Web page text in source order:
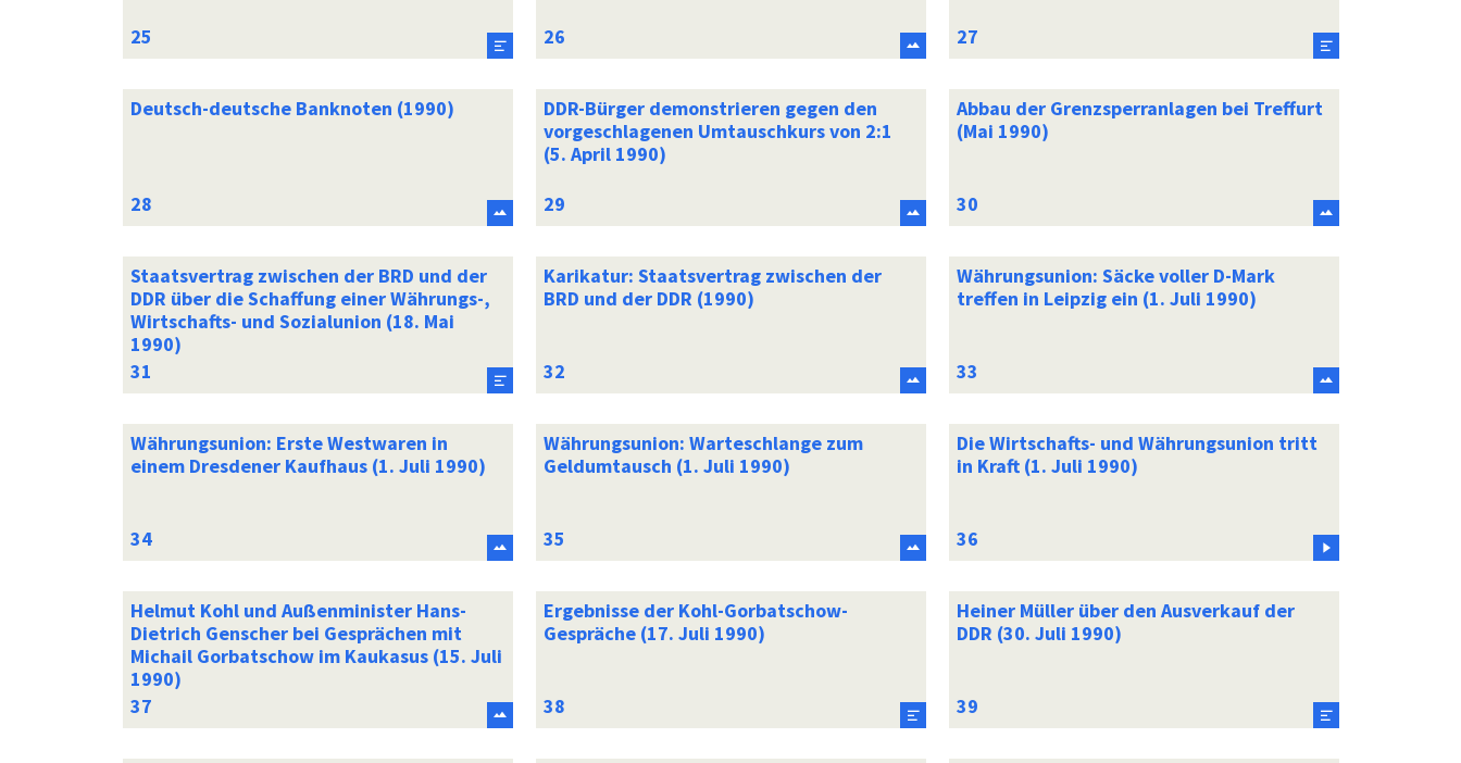
Deutsch-deutsche Banknoten (1990)
DDR-Bürger demonstrieren gegen den
vorgeschlagenen Umtauschkurs von 2:1
(5. April 1990)
Abbau der Grenzsperranlagen bei Treffurt
(Mai 1990)
Staatsvertrag zwischen der BRD und der
DDR über die Schaffung einer Währungs-,
Wirtschafts- und Sozialunion (18. Mai
1990)
Karikatur: Staatsvertrag zwischen der
BRD und der DDR (1990)
Währungsunion: Säcke voller D-Mark
treffen in Leipzig ein (1. Juli 1990)
Währungsunion: Erste Westwaren in
einem Dresdener Kaufhaus (1. Juli 1990)
Währungsunion: Warteschlange zum
Geldumtausch (1. Juli 1990)
Die Wirtschafts- und Währungsunion tritt
in Kraft (1. Juli 1990)
Helmut Kohl und Außenminister Hans-
Dietrich Genscher bei Gesprächen mit
Michail Gorbatschow im Kaukasus (15. Juli
1990)
Ergebnisse der Kohl-Gorbatschow-
Gespräche (17. Juli 1990)
Heiner Müller über den Ausverkauf der
DDR (30. Juli 1990)